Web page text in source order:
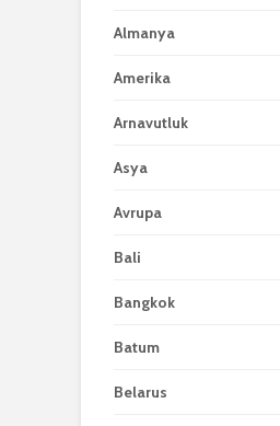
Almanya
Amerika
Arnavutluk
Asya
Avrupa
Bali
Bangkok
Batum
Belarus